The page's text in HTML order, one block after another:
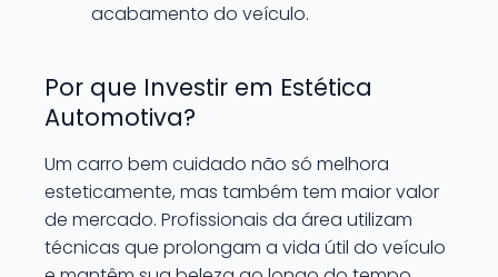
acabamento do veículo.
Por que Investir em Estética
Automotiva?
Um carro bem cuidado não só melhora
esteticamente, mas também tem maior valor
de mercado. Profissionais da área utilizam
técnicas que prolongam a vida útil do veículo